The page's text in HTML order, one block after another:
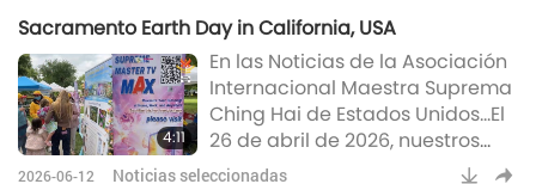
gasolina en espacios públicos.
Esta medida se alinea con la
agenda climática de la ciudad
para lograr la neutralidad de
carbono para 2050 y ayudar a
los residentes a reducir a la
Sacramento Earth Day in California, USA
4:11
En las Noticias de la Asociación
Internacional Maestra Suprema
Ching Hai de Estados Unidos…El
26 de abril de 2026, nuestros
miembros de la Asociación del
2026-06-12 Noticias seleccionadas